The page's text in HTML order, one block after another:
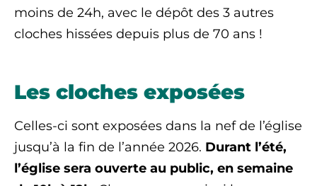
moins de 24h, avec le dépôt des 3 autres
cloches hissées depuis plus de 70 ans !
Les cloches exposées
Celles-ci sont exposées dans la nef de l’église
jusqu’à la fin de l’année 2026. Durant l’été,
l’église sera ouverte au public, en semaine